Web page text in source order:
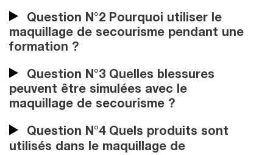
Question N°2 Pourquoi utiliser le
maquillage de secourisme pendant une
formation ?
Question N°3 Quelles blessures
peuvent être simulées avec le
maquillage de secourisme ?
Question N°4 Quels produits sont
utilisés dans le maquillage de